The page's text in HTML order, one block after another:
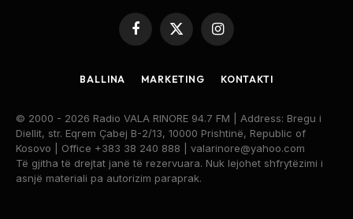
Facebook
X
Instagram
BALLINA MARKETING KONTAKTI
© 2000 - 2026 Radio VALA RINORE 94.7 FM | Address: Bregu i
Diellit, str. Eqrem Çabej B-2/13, 10000 Prishtinë, Republic of
Kosovo | Office +383 38 240 888 | valarinore@yahoo.com
Të gjitha të drejtat janë të rezervuara. Nuk lejohet shfrytëzimi i
asnjë materiali pa autorizim paraprak.